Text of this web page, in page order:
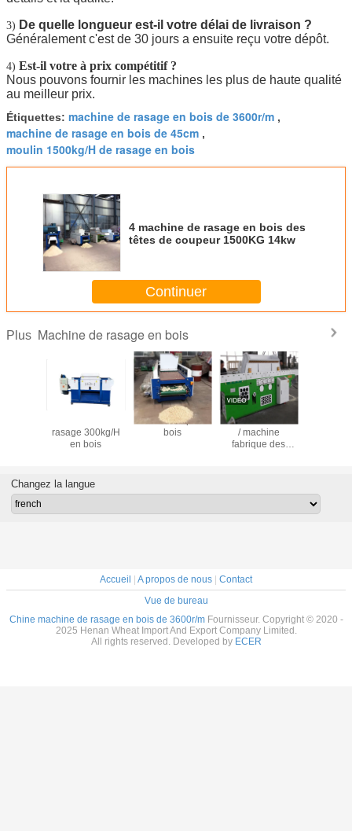
3) De quelle longueur est-il votre délai de livraison ?
Généralement c'est de 30 jours a ensuite reçu votre dépôt.
4) Est-il votre à prix compétitif ?
Nous pouvons fournir les machines les plus de haute qualité
au meilleur prix.
Étiquettes: machine de rasage en bois de 3600r/m ,
machine de rasage en bois de 45cm ,
moulin 1500kg/H de rasage en bois
4 machine de rasage en bois des
têtes de coupeur 1500KG 14kw
Continuer
Plus Machine de rasage en bois
rasage 300kg/H
en bois
fraiseuse 3p en
bois
Le moulin à rasoir
/ machine
fabrique des
poulets et les lits
compagnie
Changez la langue
Accueil A propos de nous
Contact
Vue de bureau
Chine machine de rasage en bois de 3600r/mFournisseur. Copyright © 2020 -
2025 Henan Wheat Import And Export Company Limited.
All rights reserved. Developed by ECER